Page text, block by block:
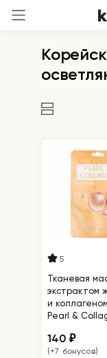
5
Тканевая
экстрактом
и
Pearl &
140₽
(+7 бонусов)